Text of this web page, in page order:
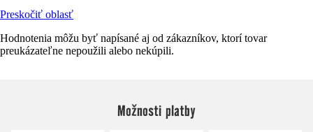
Preskočiť oblasť
Hodnotenia môžu byť napísané aj od zákazníkov, ktorí tovar
preukázateľne nepoužili alebo nekúpili.
Možnosti platby